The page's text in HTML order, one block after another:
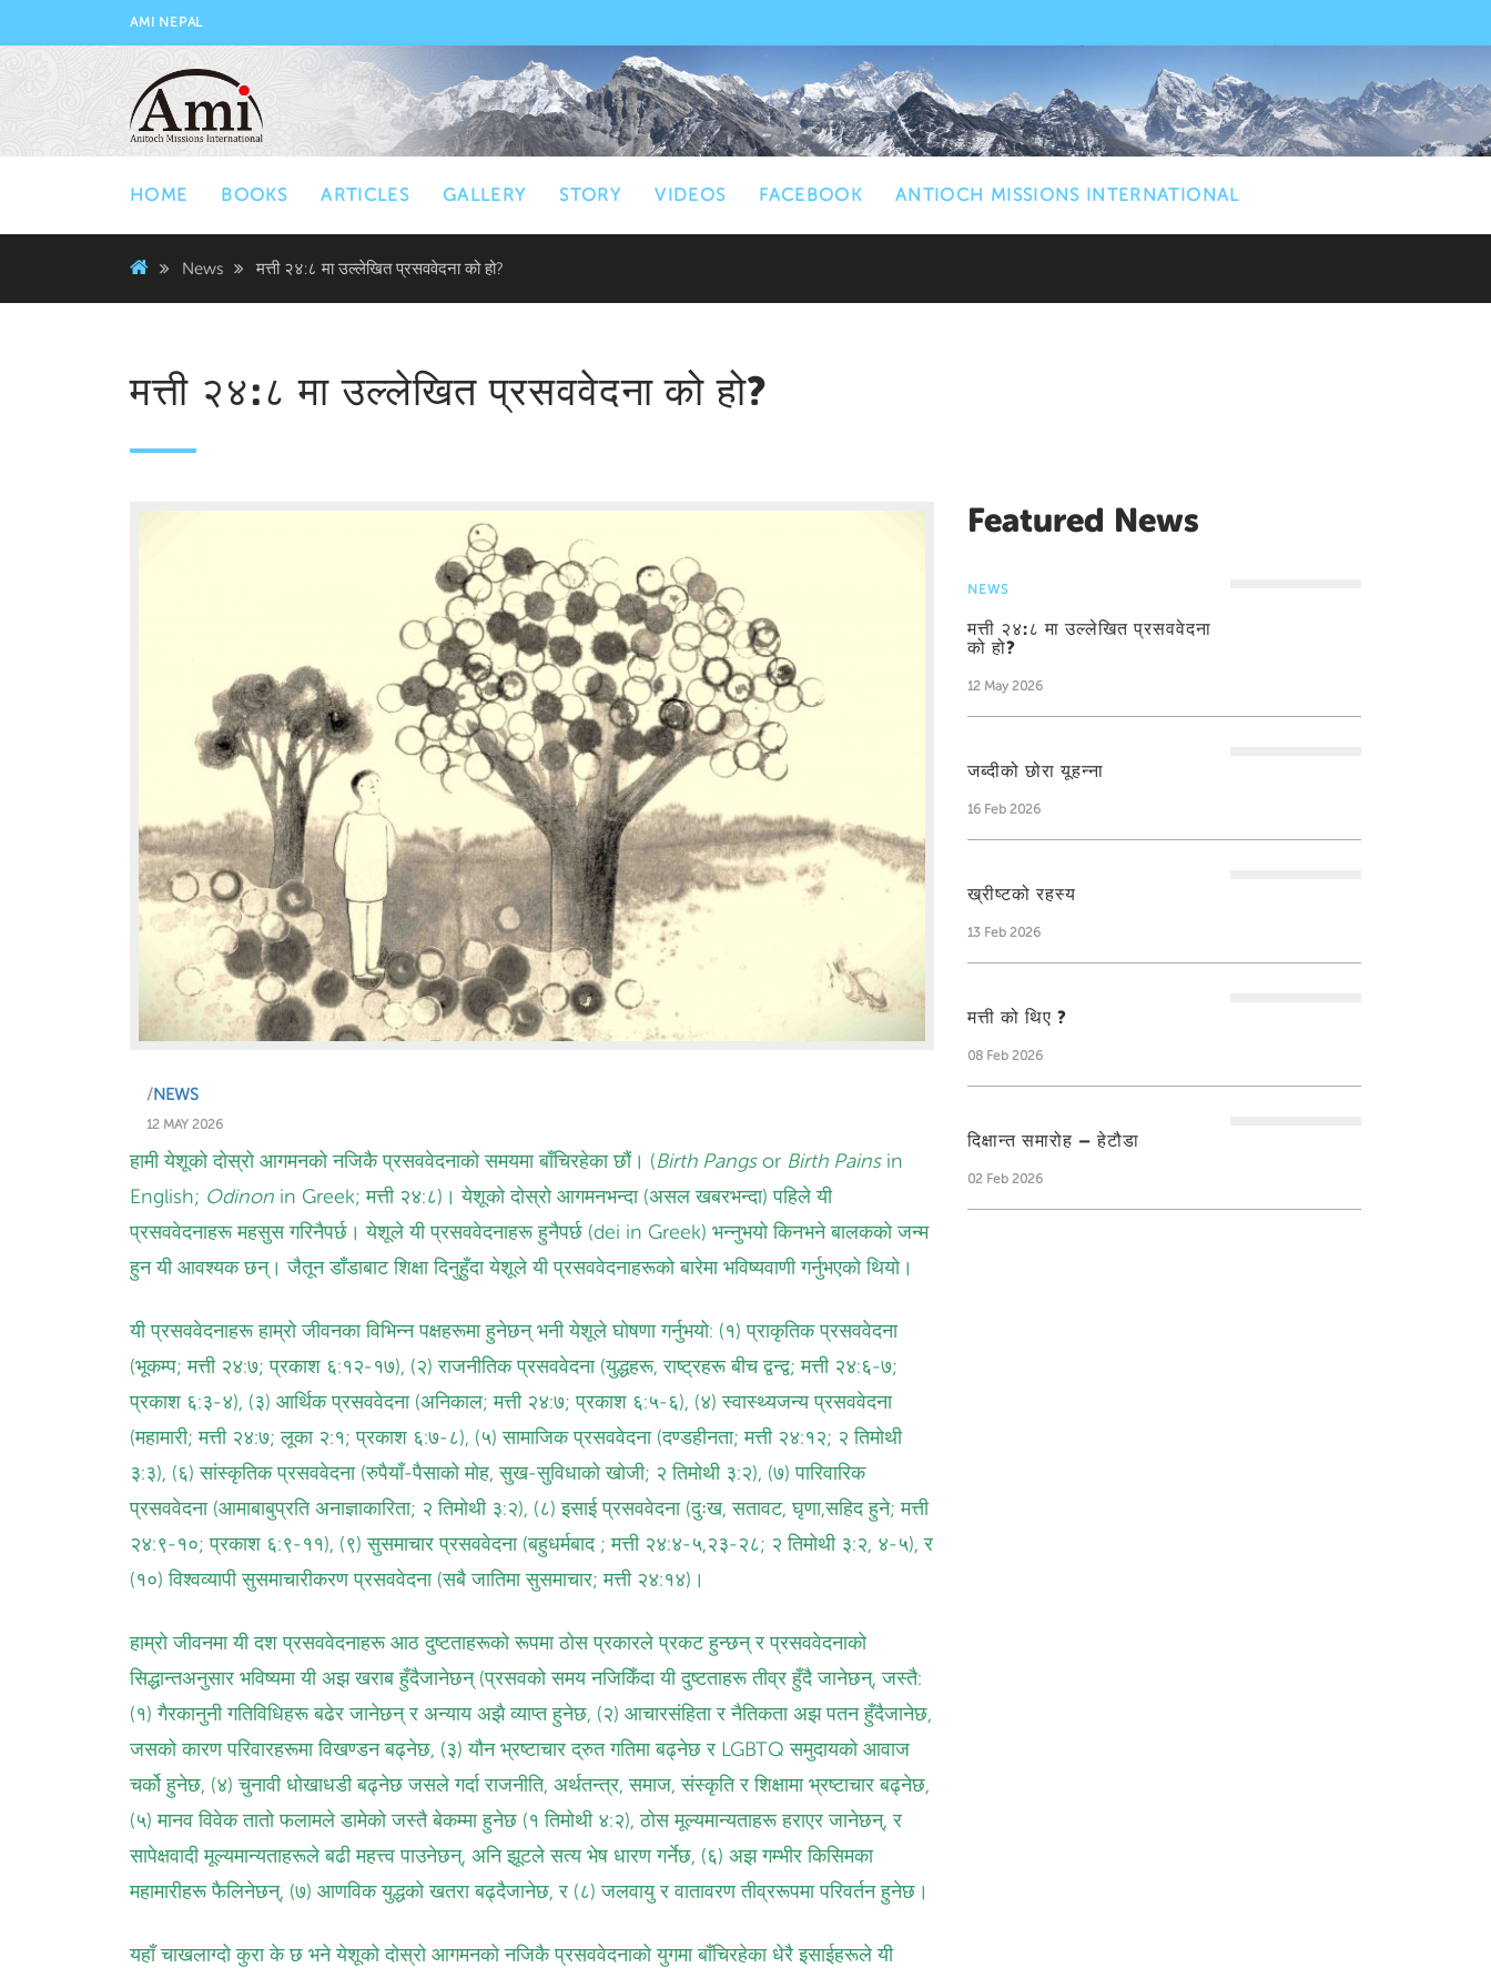
AMI NEPAL
HOME BOOKS ARTICLES GALLERY STORY VIDEOS FACEBOOK ANTIOCH MISSIONS INTERNATIONAL
News मत्ती २४:८ मा उल्लेखित प्रसववेदना को हो?
मत्ती २४:८ मा उल्लेखित प्रसववेदना को हो?
/NEWS
12 MAY 2026
हामी येशूको दोस्रो आगमनको नजिकै प्रसववेदनाको समयमा बाँचिरहेका छौं। (Birth Pangsor Birth Painsin
English; Odinon in Greek; मत्ती २४:८)। येशूको दोस्रो आगमनभन्दा (असल खबरभन्दा) पहिले यी
प्रसववेदनाहरू महसुस गरिनैपर्छ। येशूले यी प्रसववेदनाहरू हुनैपर्छ (dei in Greek) भन्‍नुभयो किनभने बालकको जन्म
हुन यी आवश्यक छन्। जैतून डाँडाबाट शिक्षा दिनुहुँदा येशूले यी प्रसववेदनाहरूको बारेमा भविष्यवाणी गर्नुभएको थियो।
यी प्रसववेदनाहरू हाम्रो जीवनका विभिन्न पक्षहरूमा हुनेछन् भनी येशूले घोषणा गर्नुभयो: (१) प्राकृतिक प्रसववेदना
(भूकम्प; मत्ती २४:७; प्रकाश ६:१२-१७), (२) राजनीतिक प्रसववेदना (युद्धहरू, राष्ट्रहरू बीच द्वन्द्व; मत्ती २४:६-७;
प्रकाश ६:३-४), (३) आर्थिक प्रसववेदना (अनिकाल; मत्ती २४:७; प्रकाश ६:५-६), (४) स्वास्थ्यजन्य प्रसववेदना
(महामारी; मत्ती २४:७; लूका २:१; प्रकाश ६:७-८), (५) सामाजिक प्रसववेदना (दण्डहीनता; मत्ती २४:१२; २ तिमोथी
३:३), (६) सांस्कृतिक प्रसववेदना (रुपैयाँ-पैसाको मोह, सुख-सुविधाको खोजी; २ तिमोथी ३:२), (७) पारिवारिक
प्रसववेदना (आमाबाबुप्रति अनाज्ञाकारिता; २ तिमोथी ३:२), (८) इसाई प्रसववेदना (दुःख, सतावट, घृणा,सहिद हुने; मत्ती
२४:९-१०; प्रकाश ६:९-११), (९) सुसमाचार प्रसववेदना (बहुधर्मबाद ; मत्ती २४:४-५,२३-२८; २ तिमोथी ३:२, ४-५), र
(१०) विश्‍वव्यापी सुसमाचारीकरण प्रसववेदना (सबै जातिमा सुसमाचार; मत्ती २४:१४)।
हाम्रो जीवनमा यी दश प्रसववेदनाहरू आठ दुष्टताहरूको रूपमा ठोस प्रकारले प्रकट हुन्छन् र प्रसववेदनाको
सिद्धान्तअनुसार भविष्यमा यी अझ खराब हुँदैजानेछन् (प्रसवको समय नजिकिँदा यी दुष्टताहरू तीव्र हुँदै जानेछन्, जस्तै:
(१) गैरकानुनी गतिविधिहरू बढेर जानेछन् र अन्याय अझै व्याप्‍त हुनेछ, (२) आचारसंहिता र नैतिकता अझ पतन हुँदैजानेछ,
जसको कारण परिवारहरूमा विखण्डन बढ्नेछ, (३) यौन भ्रष्टाचार द्रुत गतिमा बढ्नेछ र LGBTQ समुदायको आवाज
चर्को हुनेछ, (४) चुनावी धोखाधडी बढ्नेछ जसले गर्दा राजनीति, अर्थतन्त्र, समाज, संस्कृति र शिक्षामा भ्रष्टाचार बढ्नेछ,
(५) मानव विवेक तातो फलामले डामेको जस्तै बेकम्मा हुनेछ (१ तिमोथी ४:२), ठोस मूल्यमान्यताहरू हराएर जानेछन्, र
सापेक्षवादी मूल्यमान्यताहरूले बढी महत्त्व पाउनेछन्, अनि झूटले सत्य भेष धारण गर्नेछ, (६) अझ गम्भीर किसिमका
महामारीहरू फैलिनेछन्, (७) आणविक युद्धको खतरा बढ्दैजानेछ, र (८) जलवायु र वातावरण तीव्ररूपमा परिवर्तन हुनेछ।
यहाँ चाखलाग्दो कुरा के छ भने येशूको दोस्रो आगमनको नजिकै प्रसववेदनाको युगमा बाँचिरहेका धेरै इसाईहरूले यी
Featured News
NEWS
मत्ती २४:८ मा उल्लेखित प्रसववेदना
को हो?
12 May 2026
जब्दीको छोरा यूहन्‍ना
16 Feb 2026
ख्रीष्टको रहस्य
13 Feb 2026
मत्ती को थिए ?
08 Feb 2026
दिक्षान्त समारोह – हेटौडा
02 Feb 2026